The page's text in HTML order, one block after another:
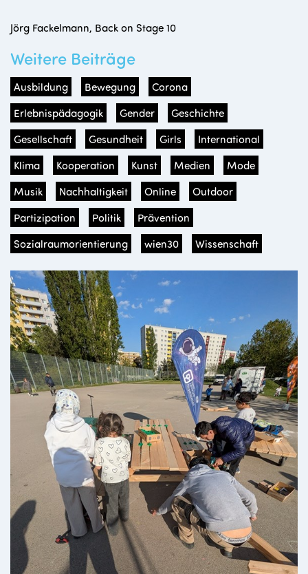
Jörg Fackelmann, Back on Stage 10
Weitere Beiträge
Ausbildung Bewegung
Corona
Erlebnispädagogik
Gender
Geschichte
Gesellschaft
Gesundheit Girls
International
Klima
Kooperation Kunst Medien
Mode
Musik
Nachhaltigkeit Online
Outdoor
Partizipation
Politik
Prävention
Sozialraumorientierung
wien30 Wissenschaft